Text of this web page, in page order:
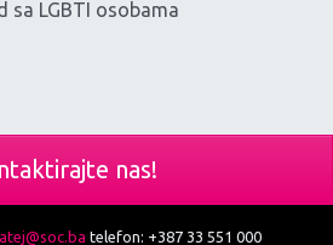
sa LGBTI osobama
nas!
telefon: +387 33 551 000